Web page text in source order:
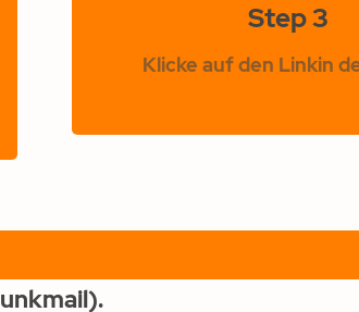
Step 3
Klicke auf den Linkin